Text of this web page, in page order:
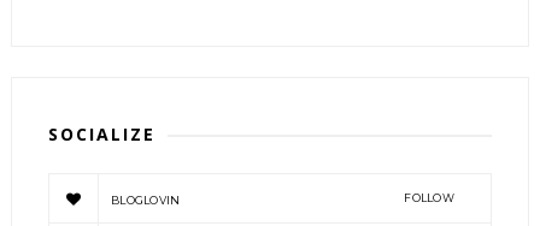
SOCIALIZE
BLOGLOVIN FOLLOW